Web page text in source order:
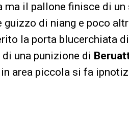
il pallone finisce di
guizzo di niang e poco
la porta blucerchiata
una punizione di
area piccola si fa